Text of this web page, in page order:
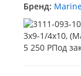
Бренд:
5 250 РПод